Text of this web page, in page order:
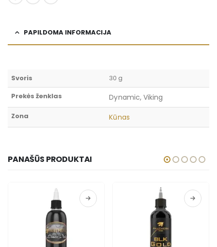
PAPILDOMA INFORMACIJA
Svoris
30 g
Prekės ženklas
Dynamic, Viking
Zona Kūnas
PANAŠŪS PRODUKTAI